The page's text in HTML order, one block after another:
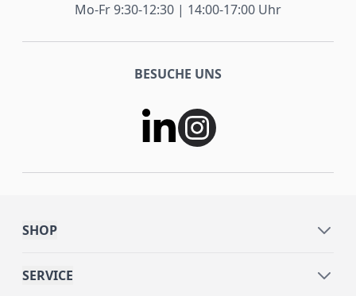
Mo-Fr 9:30-12:30 | 14:00-17:00 Uhr
BESUCHE UNS
SHOP
SERVICE